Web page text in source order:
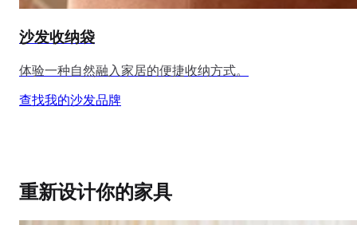
沙发收纳袋
体验一种自然融入家居的便捷收纳方式。
查找我的沙发品牌
重新设计你的家具